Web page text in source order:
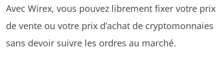
Avec Wirex, vous pouvez librement fixer votre prix
de vente ou votre prix d’achat de cryptomonnaies
sans devoir suivre les ordres au marché.